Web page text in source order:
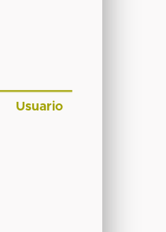
Usuario